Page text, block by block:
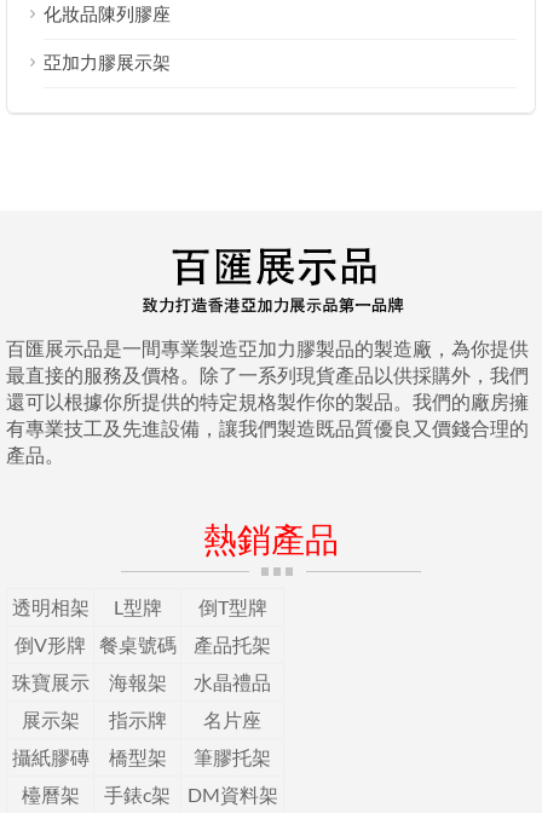
化妝品陳列膠座
亞加力膠展示架
百匯展示品是一間專業製造亞加力膠製品的製造廠，為你提供
最直接的服務及價格。除了一系列現貨產品以供採購外，我們
還可以根據你所提供的特定規格製作你的製品。我們的廠房擁
有專業技工及先進設備，讓我們製造既品質優良又價錢合理的
產品。
熱銷產品
透明相架 L型牌
倒T型牌
倒V形牌
餐桌號碼
產品托架
珠寶展示
海報架
水晶禮品
展示架
指示牌
名片座
攝紙膠磚
橋型架
筆膠托架
檯曆架
手錶c架
DM資料架